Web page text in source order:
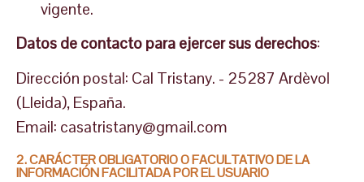
vigente.
Datos de contacto para ejercer sus derechos:
Dirección postal: Cal Tristany. - 25287 Ardèvol
(Lleida), España.
Email: casatristany@gmail.com
2. CARÁCTER OBLIGATORIO O FACULTATIVO DE LA
INFORMACIÓN FACILITADA POR EL USUARIO